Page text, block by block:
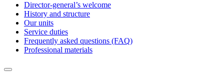
Director-general’s welcome
History and structure
Our units
Service duties
Frequently asked questions (FAQ)
Professional materials